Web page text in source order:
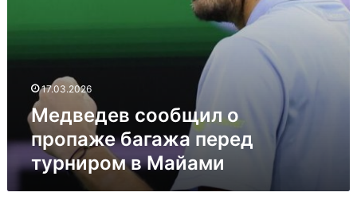
17.03.2026
Медведев сообщил о
пропаже багажа перед
турниром в Майами